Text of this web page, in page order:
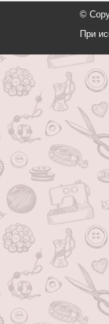
©
При